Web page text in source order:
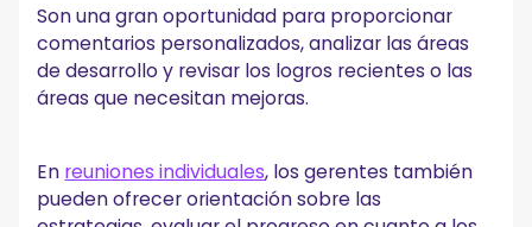
Son una gran oportunidad para proporcionar
comentarios personalizados, analizar las áreas
de desarrollo y revisar los logros recientes o las
áreas que necesitan mejoras.
En reuniones individuales, los gerentes también
pueden ofrecer orientación sobre las